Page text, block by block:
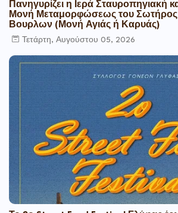
Πανηγυρίζει η Ιερά Σταυροπηγιακή
Μονή Μεταμορφώσεως του
Βουρλων (Μονή Αγιάς ή Καρυάς)
Τετάρτη, Αυγούστου 05, 2026